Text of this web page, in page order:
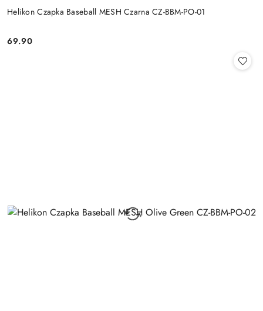
Helikon Czapka Baseball MESH Czarna CZ-BBM-PO-01
Cena:
69.90